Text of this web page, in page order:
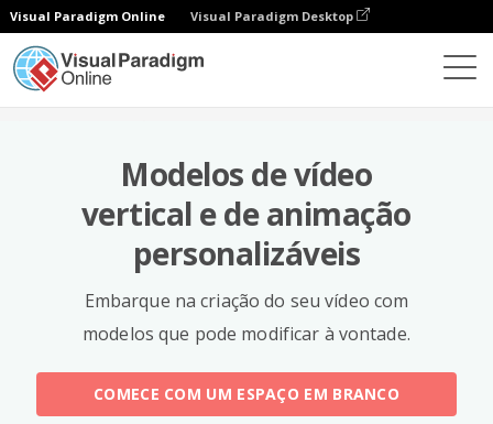
Visual Paradigm Online Visual Paradigm Desktop
Modelos de vídeo
vertical e de animação
personalizáveis
Embarque na criação do seu vídeo com
modelos que pode modificar à vontade.
COMECE COM UM ESPAÇO EM BRANCO